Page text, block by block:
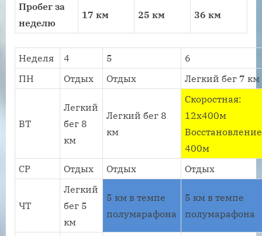
Пробег за
неделю
17 км 25 км 36 км
Неделя 4 5
6
ПН
Отдых Отдых Легкий бег 7 км
ВТ
Легкий
бег 8
км
Легкий бег 8
км
Скоростная:
12х400м
Восстановление
400м
СР
Отдых Отдых Отдых
ЧТ
Легкий
бег 5
км
5 км в темпе
полумарафона
5 км в темпе
полумарафона